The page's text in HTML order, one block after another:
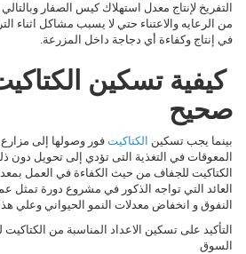
التفريخ لإنتاج معدل استهلاك كيس الصفار
من الرعايه والاعتناء حتي لا يسبب مشاكل اثناء
في إنتاج وكفاءة أي دجاجة داخل المزرعة.
كيفية تسكين
صحيح
بينما يجب تسكين الكتاكيت فور وصولها إلى
المعوقات في التغذية التى تؤدي إلى تحويل
الكتاكيت للجفاف من حيث الكفاءة في العمل
العائد التي تواجه الذكور في مشروع دورة تمثل
النفوق و انخفاض معدلات النمو الحيواني وعلي
التأكيد على تسكين الاعداد المناسبة من
السوق